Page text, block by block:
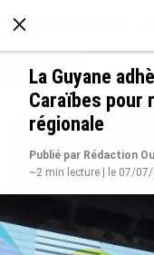
À LA UNE
La Guyane
Caraïbes pour
régionale
Publié par Rédaction
~2 min lecture | le 07/